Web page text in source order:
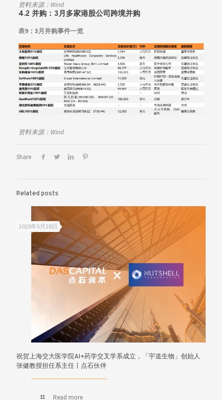
资料来源：Wind
4.2 并购： 3月多家港股公司跨境并购
表9：3月并购事件一览
资料来源：Wind
Share
Related posts
2025年5月28日
祝贺上海交大医学院AI+药学交叉学系成立，「宇道生物」创始人
张健教授担任系主任丨点石伙伴
Read more